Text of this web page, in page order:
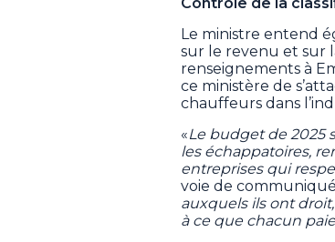
Le ministre entend
sur le revenu et sur
renseignements à
ce ministère de
chauffeurs dans
«Le budget de 2025
les échappatoires,
entreprises qui
voie de
auxquels ils ont
à ce que chacun